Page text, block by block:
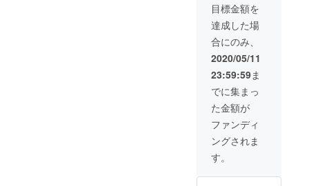
になり
ます
もしく
はニッ
クネー
ムでも
可能 ※
文字数
は10文
字まで
になり
ます
目標金額を
達成した場
合にのみ、
2020/05/11
23:59:59ま
でに集まっ
た金額が
ファンディ
ングされま
す。